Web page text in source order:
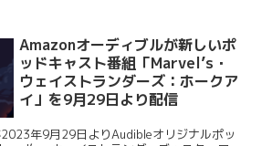
Amazonオーディブルが新しいポ
ッドキャスト番組「Marvel’s・
ウェイストランダーズ：ホークア
イ」を9月29日より配信
年9月29日よりAudibleオリジナルポッ